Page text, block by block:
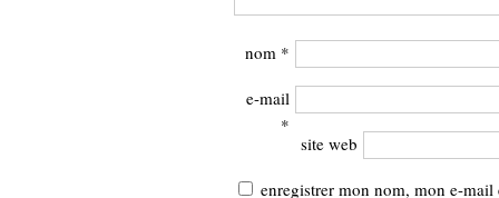
nom *
e-mail
*
site web
enregistrer mon nom, mon e-